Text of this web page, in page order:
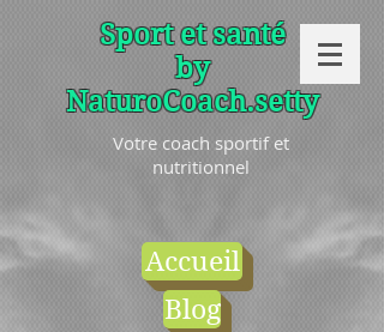
Sport et santé
by
NaturoCoach.setty
Votre coach sportif et
nutritionnel
Accueil
Blog